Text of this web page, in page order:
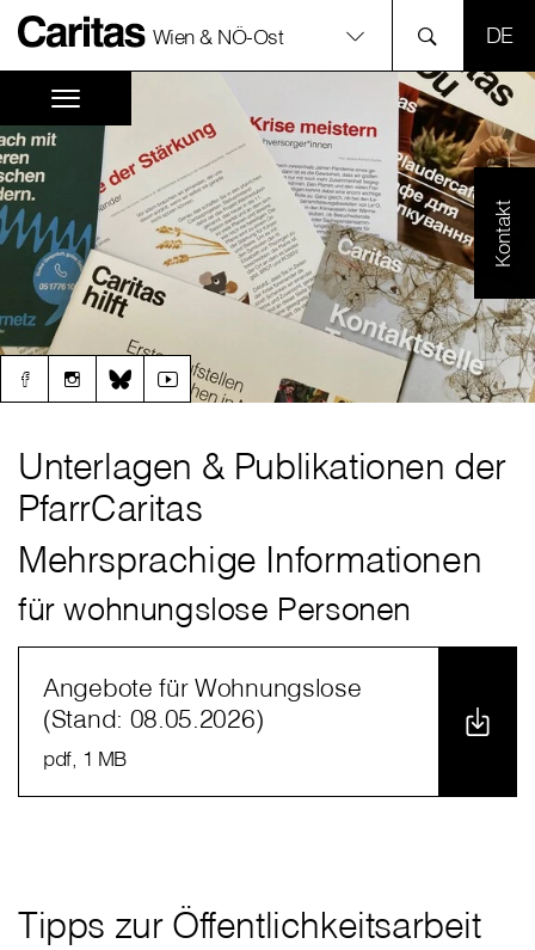
Wien & NÖ-Ost
Kontakt
Unterlagen & Publikationen der
PfarrCaritas
Mehrsprachige Informationen
für wohnungslose Personen
Angebote für Wohnungslose
(Stand: 08.05.2026)
pdf, 1 MB
Tipps zur Öffentlichkeitsarbeit